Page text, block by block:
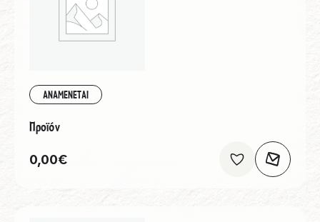
ΑΝΑΜΕΝΕΤΑΙ
Προϊόν
0,00€